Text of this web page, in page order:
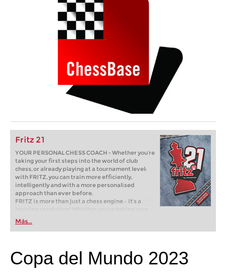
Fritz 21
YOUR PERSONAL CHESS COACH - Whether you’re
taking your first steps into the world of club
chess, or already playing at a tournament level:
with FRITZ, you can train more efficiently,
intelligently and with a more personalised
approach than ever before.
FRITZ is more than just a chess engine – it’s a
training revolution! Whether you’re taking your
first steps into the world of club chess, or already
playing at a tournament level: with FRITZ, you can
train more efficiently, intelligently and with a
Más...
Copa del Mundo 2023